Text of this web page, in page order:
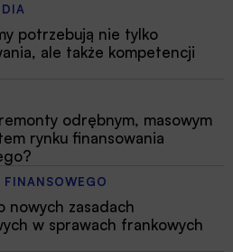
potrzebują nie tylko
ale także kompetencji
odrębnym, masowym
rynku finansowania
FINANSOWEGO
nowych zasadach
w sprawach frankowych